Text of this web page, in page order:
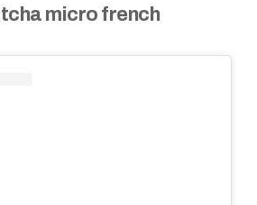
micro french